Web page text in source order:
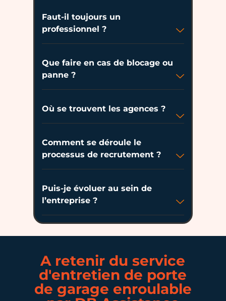
Faut-il toujours un
professionnel ?
Que faire en cas de blocage ou
panne ?
Où se trouvent les agences ?
Comment se déroule le
processus de recrutement ?
Puis-je évoluer au sein de
l’entreprise ?
A retenir du service
d'entretien de porte
de garage enroulable